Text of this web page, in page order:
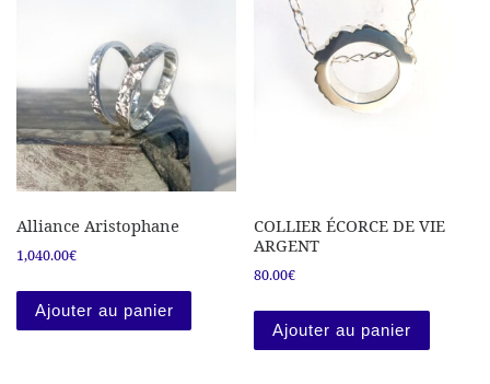
Alliance Aristophane
1,040.00€
Ajouter au panier
COLLIER ÉCORCE DE VIE
ARGENT
80.00€
Ajouter au panier